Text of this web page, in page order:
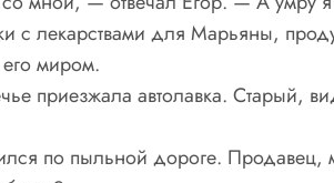
с лекарствами для Марьяны,
миром.
приезжала автолавка. Старый,
по пыльной дороге.